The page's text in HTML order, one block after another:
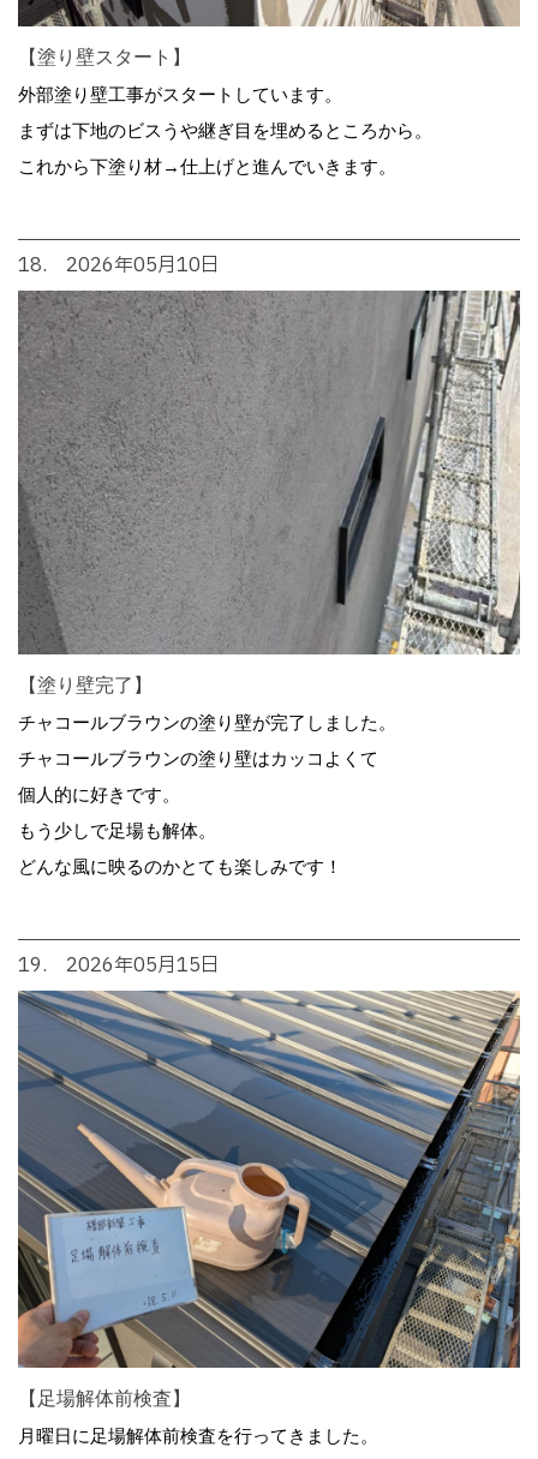
【塗り壁スタート】
外部塗り壁工事がスタートしています。
まずは下地のビスうや継ぎ目を埋めるところから。
これから下塗り材→仕上げと進んでいきます。
18. 2026年05月10日
【塗り壁完了】
チャコールブラウンの塗り壁が完了しました。
チャコールブラウンの塗り壁はカッコよくて
個人的に好きです。
もう少しで足場も解体。
どんな風に映るのかとても楽しみです！
19. 2026年05月15日
【足場解体前検査】
月曜日に足場解体前検査を行ってきました。